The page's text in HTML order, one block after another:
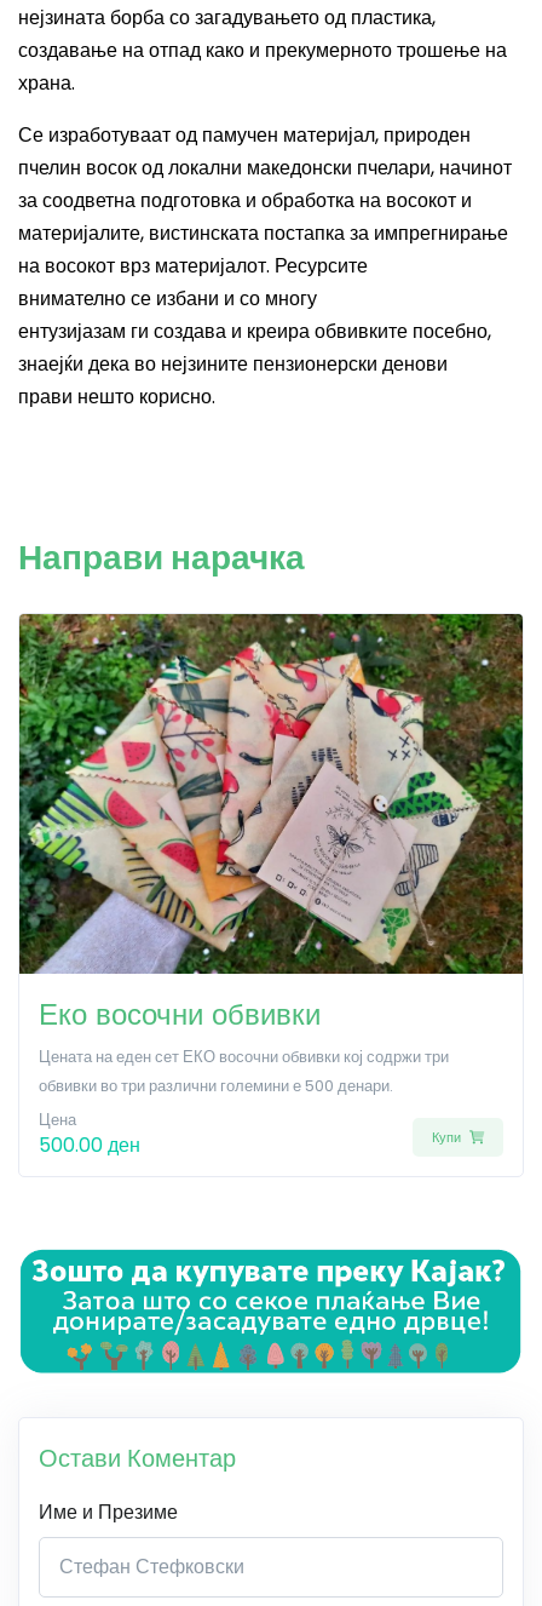
нејзината борба со загадувањето од пластика,
создавање на отпад како и прекумерното трошење на
храна.
Се изработуваат од памучен материјал, природен
пчелин восок од локални македонски пчелари, начинот
за соодветна подготовка и обработка на восокот и
материјалите, вистинската постапка за импрегнирање
на восокот врз материјалот. Ресурсите
внимателносе избани и со многу
ентузијазам ги создава и креира обвивките посебно,
знаејќи дека во нејзините пензионерски денови
прави нешто корисно.
Направи нарачка
Еко восочни обвивки
Цената на еден сет ЕКО восочни обвивки кој содржи три
обвивки во три различни големини е 500 денари.
Цена
500.00 ден Купи
Остави Коментар
Име и Презиме